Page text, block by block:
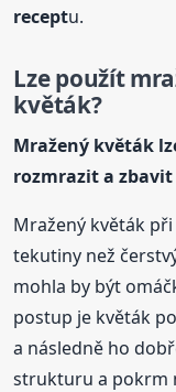
receptu.
Lze použít
květák?
Mražený květák
rozmrazit a
Mražený květák
tekutiny než
mohla by být
postup je květák
a následně ho
strukturu a pokrm